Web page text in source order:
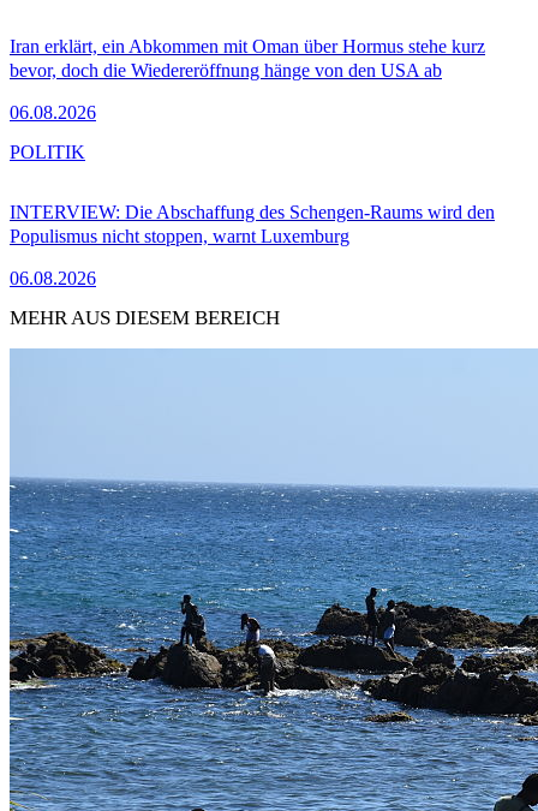
Iran erklärt, ein Abkommen mit Oman über Hormus stehe kurz
bevor, doch die Wiedereröffnung hänge von den USA ab
06.08.2026
INTERVIEW: Die Abschaffung des Schengen-Raums wird den
Populismus nicht stoppen, warnt Luxemburg
06.08.2026
POLITIK
MEHR AUS DIESEM BEREICH